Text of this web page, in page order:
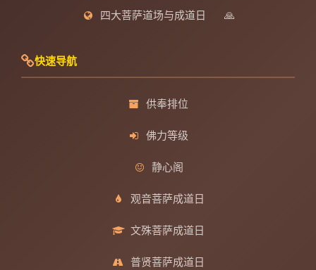
四大菩萨道场与成道日 🙏
快速导航
供奉排位
佛力等级
静心阁
观音菩萨成道日
文殊菩萨成道日
普贤菩萨成道日